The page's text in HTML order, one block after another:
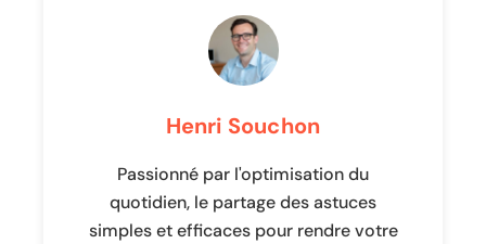
Henri Souchon
Passionné par l'optimisation du
quotidien, le partage des astuces
simples et efficaces pour rendre votre